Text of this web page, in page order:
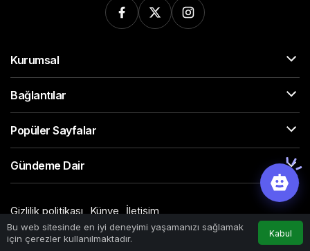
Bu web sitesinde en iyi deneyimi yaşamanızı sağlamak
için çerezler kullanılmaktadır.
Kabul
Kurumsal
Bağlantılar
Popüler Sayfalar
Gündeme Dair
Gizlilik politikası Künye
İletişim
© Telif Hakkı 2026, Tüm Hakları Saklıdır